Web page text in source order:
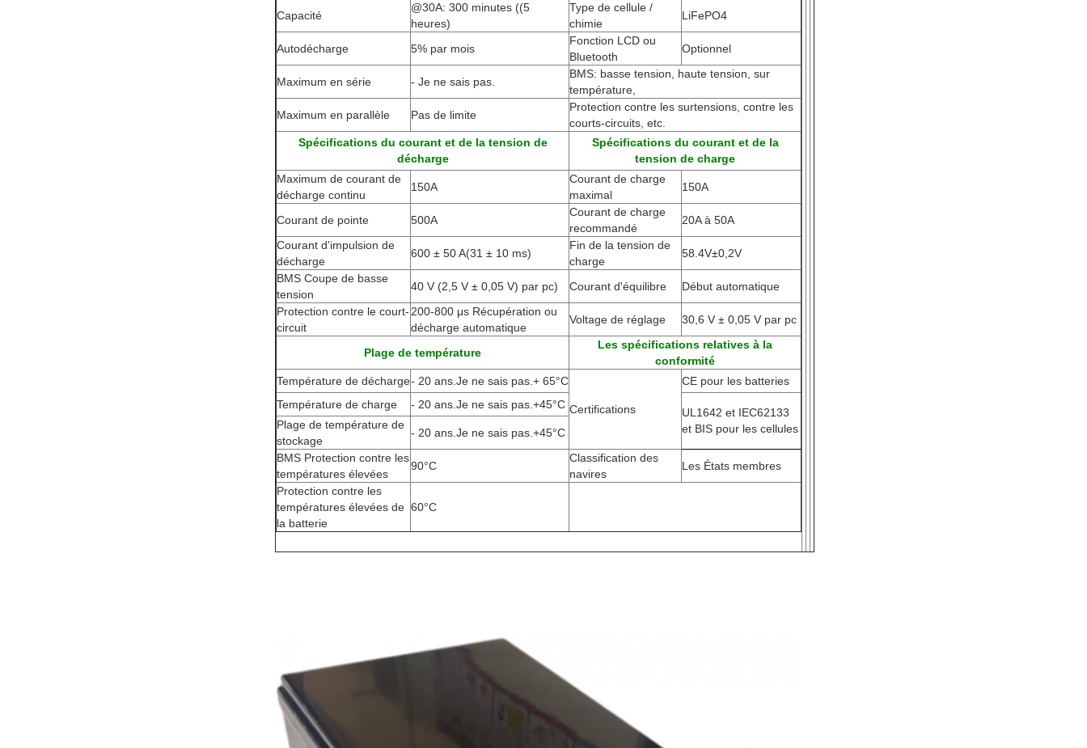
Capacité
@30A: 300 minutes ((5
heures)
Type de cellule /
chimie
LiFePO4
Autodécharge 5% par mois
Fonction LCD ou
Bluetooth
Optionnel
Maximum en série - Je ne sais pas.
BMS: basse tension, haute tension, sur
température,
Maximum en parallèle
Pas de limite
Protection contre les surtensions, contre les
courts-circuits, etc.
Spécifications du courant et de la tension de
décharge
Spécifications du courant et de la
tension de charge
Maximum de courant de
décharge continu
150A
Courant de charge
maximal
150A
Courant de pointe 500A
Courant de charge
recommandé
20A à 50A
Courant d'impulsion de
décharge
600 ± 50 A(31 ± 10 ms)
Fin de la tension de
charge
58.4V±0,2V
BMS Coupe de basse
tension
40 V (2,5 V ± 0,05 V) par pc) Courant d'équilibre
Début automatique
Protection contre le court-
circuit
200-800 μs Récupération ou
décharge automatique
Voltage de réglage 30,6 V ± 0,05 V par pc
Plage de température
Les spécifications relatives à la
conformité
Température de décharge- 20 ans. Je ne sais pas. + 65°C
Certifications
CE pour les batteries
Température de charge
- 20 ans. Je ne sais pas. +45°C
UL1642 et IEC62133
et BIS pour les cellules
Plage de température de
stockage
- 20 ans. Je ne sais pas. +45°C
BMS Protection contre les
températures élevées
90°C
Classification des
navires
Les États membres
Protection contre les
températures élevées de
la batterie
60°C